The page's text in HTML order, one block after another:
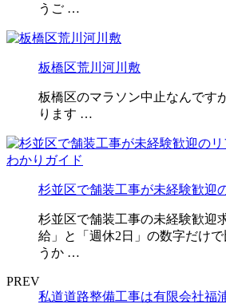
うご …
板橋区荒川河川敷
板橋区のマラソン中止なんです
ります …
杉並区で舗装工事が未経験歓迎
杉並区で舗装工事の未経験歓迎
給」と「週休2日」の数字だけ
うか …
PREV
私道道路整備工事は有限会社福